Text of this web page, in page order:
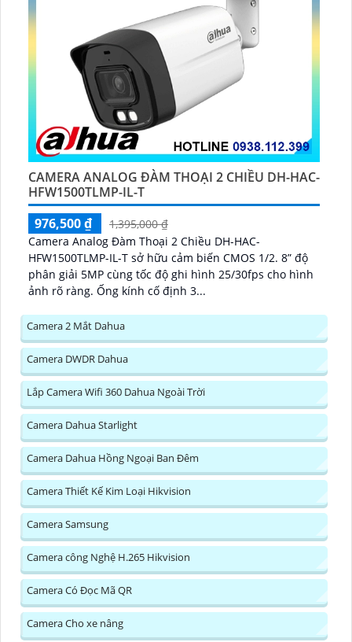
CAMERA ANALOG ĐÀM THOẠI 2 CHIỀU DH-HAC-
HFW1500TLMP-IL-T
976,500 ₫
1,395,000 ₫
Camera Analog Đàm Thoại 2 Chiều DH-HAC-
HFW1500TLMP-IL-T sở hữu cảm biến CMOS 1/2. 8” độ
phân giải 5MP cùng tốc độ ghi hình 25/30fps cho hình
ảnh rõ ràng. Ống kính cố định 3...
Camera 2 Mắt Dahua
Camera DWDR Dahua
Lắp Camera Wifi 360 Dahua Ngoài Trời
Camera Dahua Starlight
Camera Dahua Hồng Ngoại Ban Đêm
Camera Thiết Kế Kim Loại Hikvision
Camera Samsung
Camera công Nghệ H.265 Hikvision
Camera Có Đọc Mã QR
Camera Cho xe nâng